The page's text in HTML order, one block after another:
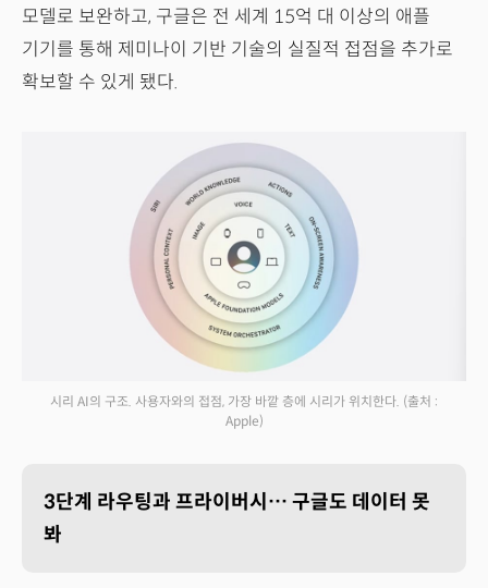
모델로 보완하고, 구글은 전 세계 15억 대 이상의 애플
기기를 통해 제미나이 기반 기술의 실질적 접점을 추가로
확보할 수 있게 됐다.
시리 AI의 구조. 사용자와의 접점, 가장 바깥 층에 시리가 위치한다. (출처 :
Apple)
3단계 라우팅과 프라이버시… 구글도 데이터 못
봐